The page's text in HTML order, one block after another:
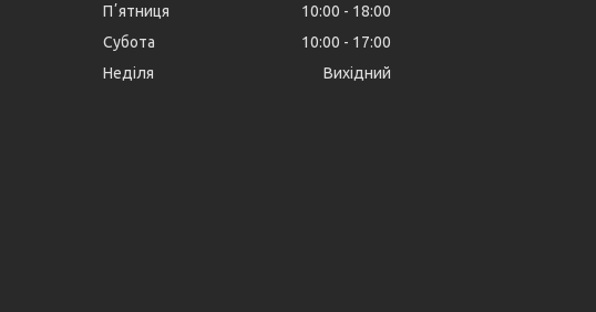
Пʼятниця
10:00
18:00
Субота
10:00
17:00
Неділя
Вихідний